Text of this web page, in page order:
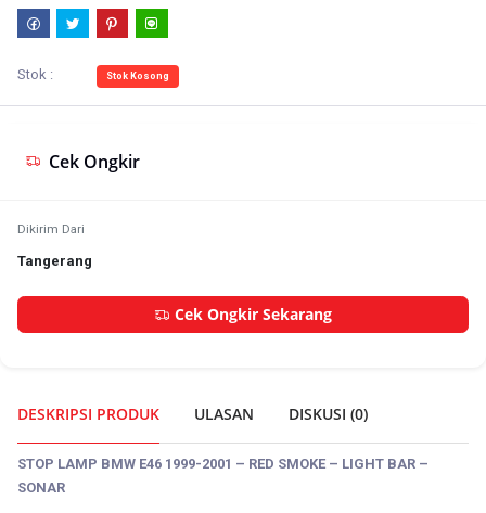
Stok : Stok Kosong
Cek Ongkir
Dikirim Dari
Tangerang
Cek Ongkir Sekarang
DESKRIPSI PRODUK ULASAN DISKUSI (0)
STOP LAMP BMW E46 1999-2001 – RED SMOKE – LIGHT BAR –
SONAR